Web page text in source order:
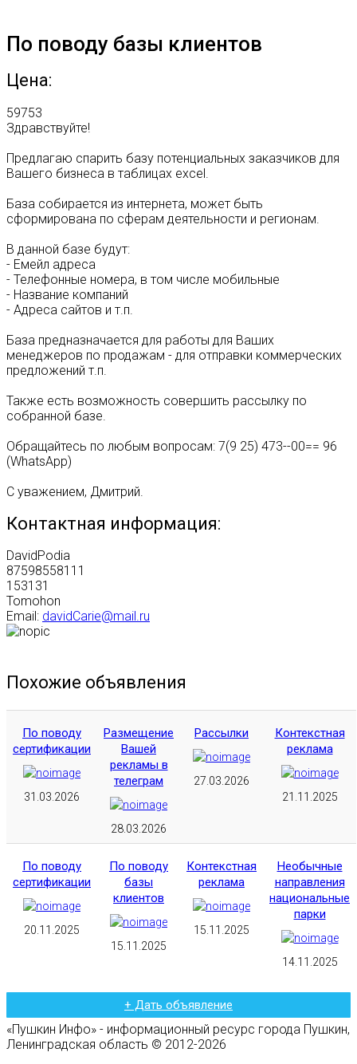
По поводу базы клиентов
Цена:
59753
Здравствуйте!
Предлагаю спарить базу потенциальных заказчиков для
Вашего бизнеса в таблицах excel.
База собирается из интернета, может быть
сформирована по сферам деятельности и регионам.
В данной базе будут:
- Емейл адреса
- Телефонные номера, в том числе мобильные
- Название компаний
- Адреса сайтов и т.п.
База предназначается для работы для Ваших
менеджеров по продажам - для отправки коммерческих
предложений т.п.
Также есть возможность совершить рассылку по
собранной базе.
Обращайтесь по любым вопросам: 7(9 25) 473--00== 96
(WhatsApp)
С уважением, Дмитрий.
Контактная информация:
DavidPodia
87598558111
153131
Tomohon
Email: davidCarie@mail.ru
Похожие объявления
По поводу
сертификации
31.03.2026
Размещение
Вашей
рекламы в
телеграм
28.03.2026
Рассылки
27.03.2026
Контекстная
реклама
21.11.2025
По поводу
сертификации
20.11.2025
По поводу
базы
клиентов
15.11.2025
Контекстная
реклама
15.11.2025
Необычные
направления
национальные
парки
14.11.2025
+ Дать объявление
«Пушкин Инфо» - информационный ресурс города Пушкин,
Ленинградская область © 2012-2026